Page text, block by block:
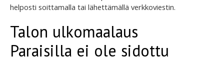
helposti soittamalla tai lähettämällä verkkoviestin.
Talon ulkomaalaus
Paraisilla ei ole sidottu